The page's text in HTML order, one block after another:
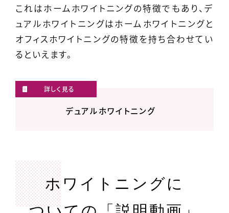
これはホームホワイトニングの特徴でもあり、デ
ュアルホワイトニングはホームホワイトニングと
オフィスホワイトニングの特徴を持ち合わせてい
るといえます。
デュアルホワイトニング
ホワイトニングに